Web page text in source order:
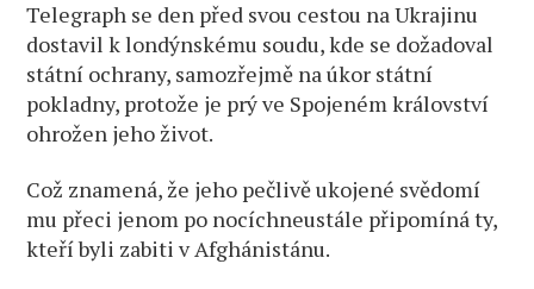
Telegraph se den před svou cestou na Ukrajinu
dostavil k londýnskému soudu, kde se dožadoval
státní ochrany, samozřejmě na úkor státní
pokladny, protože je prý ve Spojeném království
ohrožen jeho život.
Což znamená, že jeho pečlivě ukojené svědomí
mu přeci jenom po nocíchneustále připomíná ty,
kteří byli zabiti v Afghánistánu.